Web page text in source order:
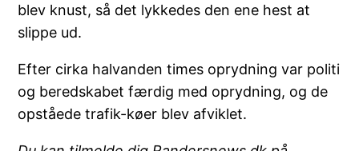
blev knust, så det lykkedes den ene hest at
slippe ud.
Efter cirka halvanden times oprydning var politi
og beredskabet færdig med oprydning, og de
opståede trafik-køer blev afviklet.